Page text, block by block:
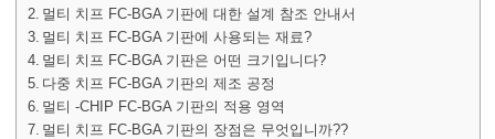
멀티 치프 FC-BGA 기판에 대한 설계 참조 안내서
멀티 치프 FC-BGA 기판에 사용되는 재료?
멀티 치프 FC-BGA 기판은 어떤 크기입니다?
다중 치프 FC-BGA 기판의 제조 공정
멀티 -CHIP FC-BGA 기판의 적용 영역
멀티 치프 FC-BGA 기판의 장점은 무엇입니까??